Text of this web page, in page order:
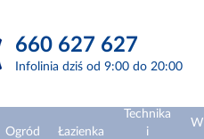
660 627 627
Infolinia dziś od 9:00 do 20:00
Ogród Łazienka
Technika
i